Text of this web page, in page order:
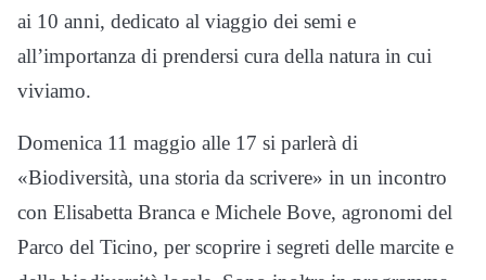
ai 10 anni, dedicato al viaggio dei semi e
all’importanza di prendersi cura della natura in cui
viviamo.
Domenica 11 maggio alle 17 si parlerà di
«Biodiversità, una storia da scrivere» in un incontro
con Elisabetta Branca e Michele Bove, agronomi del
Parco del Ticino, per scoprire i segreti delle marcite e